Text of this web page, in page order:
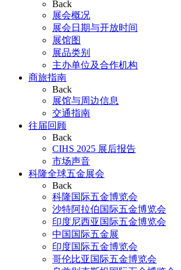
Back
展会概况
展会日期与开放时间
展馆图
展品类别
主办单位及合作机构
商旅指南
Back
展馆与周边信息
交通指南
往届回顾
Back
CIHS 2025 展后报告
市场声音
科隆全球五金展会
Back
科隆国际五金博览会
沙特阿拉伯国际五金博览会
印度尼西亚国际五金博览会
中国国际五金展
印度国际五金博览会
哥伦比亚国际五金博览会